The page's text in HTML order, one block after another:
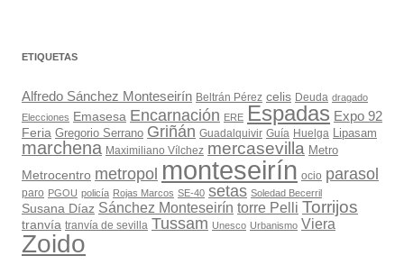
ETIQUETAS
Alfredo Sánchez Monteseirín Beltrán Pérez celis Deuda dragado
Elecciones Emasesa Encarnación ERE Espadas Expo 92
Feria Gregorio Serrano Griñán Guadalquivir Guía Huelga Lipasam
marchena Maximiliano Vílchez mercasevilla Metro
Metrocentro metropol monteseirín ocio parasol
paro PGOU policía Rojas Marcos SE-40 setas Soledad Becerril
Susana Díaz Sánchez Monteseirín torre Pelli Torrijos
tranvía tranvía de sevilla Tussam Unesco Urbanismo Viera
Zoido